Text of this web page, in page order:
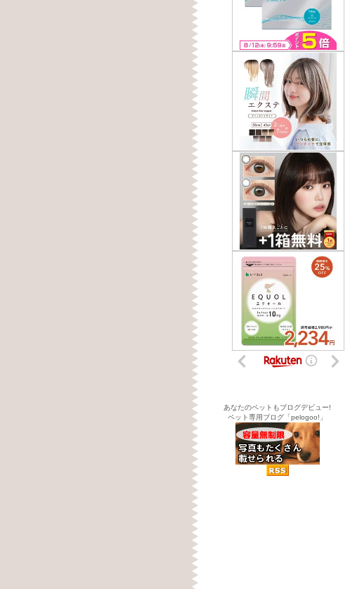
あなたのペットもブログデビュー!
ペット専用ブログ「pelogoo!」